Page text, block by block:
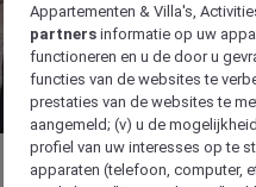
Appartementen & Villa's,
partners informatie op uw
functioneren en u de door u
functies van de websites te
prestaties van de websites te
aangemeld; (v) u de
profiel van uw interesses op te
apparaten (telefoon, computer,